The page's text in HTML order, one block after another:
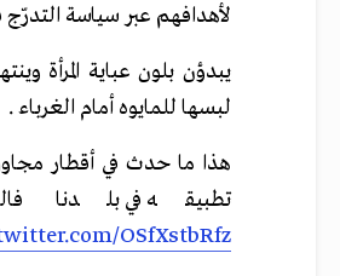
لأهدافهم عبر سياسة التدرّج
يبدؤن بلون عباية المرأة
لبسها للمايوه أمام الغرباء .
هذا ما حدث في أقطار
تطبيقه في بلدنا
OSfXstbRfz